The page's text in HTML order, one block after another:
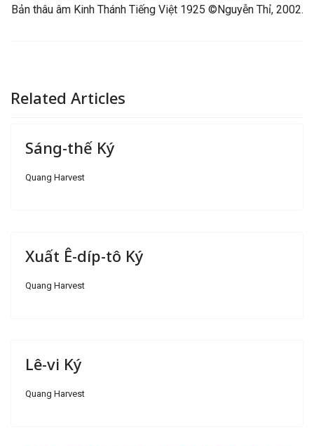
Bản thâu âm Kinh Thánh Tiếng Việt 1925 ©Nguyễn Thỉ, 2002.
Related Articles
Sáng-thế Ký
Quang Harvest
Xuất Ê-díp-tô Ký
Quang Harvest
Lê-vi Ký
Quang Harvest